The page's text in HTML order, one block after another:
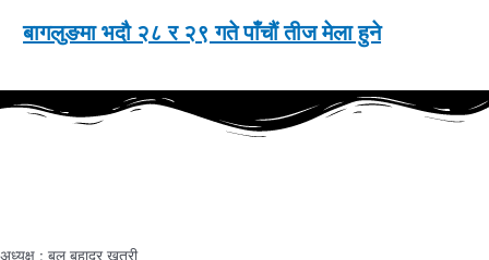
बागलुङमा भदौ २८ र २९ गते पाँचौं तीज मेला हुने
अध्यक्ष : बल बहादुर खत्री